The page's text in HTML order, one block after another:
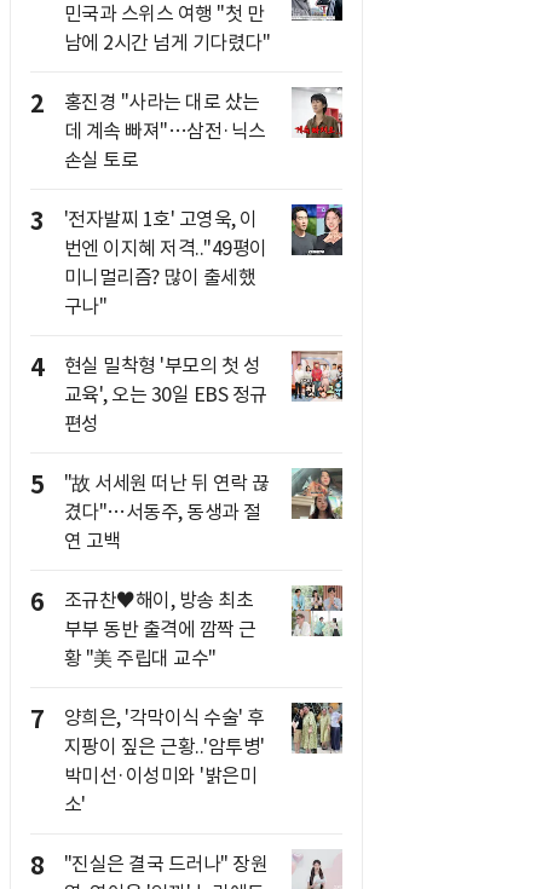
민국과 스위스 여행 "첫 만
남에 2시간 넘게 기다렸다"
2
홍진경 "사라는 대로 샀는
데 계속 빠져"…삼전·닉스
손실 토로
3
'전자발찌 1호' 고영욱, 이
번엔 이지혜 저격.."49평이
미니멀리즘? 많이 출세했
구나"
4
현실 밀착형 '부모의 첫 성
교육', 오는 30일 EBS 정규
편성
5
"故 서세원 떠난 뒤 연락 끊
겼다"…서동주, 동생과 절
연 고백
6
조규찬♥해이, 방송 최초
부부 동반 출격에 깜짝 근
황 "美 주립대 교수"
7
양희은, '각막이식 수술' 후
지팡이 짚은 근황..'암투병'
박미선·이성미와 '밝은미
소'
8
"진실은 결국 드러나" 장원